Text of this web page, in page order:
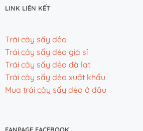
LINK LIÊN KẾT
Trái cây sấy dẻo
Trái cây sấy dẻo giá sỉ
Trái cây sấy dẻo đà lạt
Trái cây sấy dẻo xuất khẩu
Mua trái cây sấy dẻo ở đâu
FANPAGE FACEBOOK